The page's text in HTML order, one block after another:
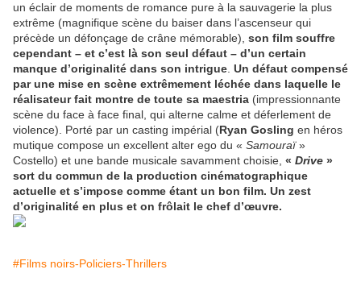
un éclair de moments de romance pure à la sauvagerie la plus
extrême (magnifique scène du baiser dans l’ascenseur qui
précède un défonçage de crâne mémorable), son film souffre
cependant – et c’est là son seul défaut – d’un certain
manque d’originalité dans son intrigue. Un défaut compensé
par une mise en scène extrêmement léchée dans laquelle le
réalisateur fait montre de toute sa maestria (impressionnante
scène du face à face final, qui alterne calme et déferlement de
violence). Porté par un casting impérial (Ryan Gosling en héros
mutique compose un excellent alter ego du « Samouraï»
Costello) et une bande musicale savamment choisie, « Drive »
sort du commun de la production cinématographique
actuelle et s’impose comme étant un bon film. Un zest
d’originalité en plus et on frôlait le chef d’œuvre.
#Films noirs-Policiers-Thrillers